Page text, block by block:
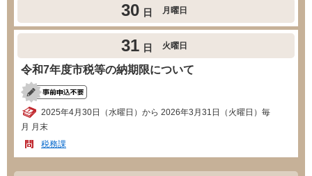
30 日 月曜日
31 日 火曜日
令和7年度市税等の納期限について
2025年4月30日（水曜日）から 2026年3月31日（火曜日）毎
月 月末
税務課